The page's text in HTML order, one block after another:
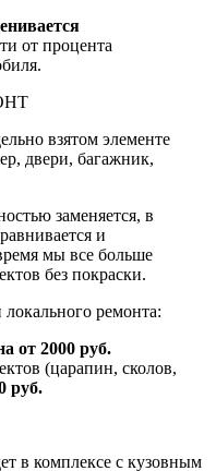
от процента
взятом элементе
двери, багажник,
заменяется, в
и
мы все больше
без покраски.
ремонта:
от 2000 руб.
(царапин, сколов,
руб.
в комплексе с кузовным